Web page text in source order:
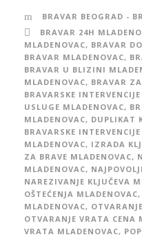
BRAVAR BEOGRAD -
BRAVAR 24H
MLADENOVAC, BRAVAR
BRAVAR MLADENOVAC,
BRAVAR U BLIZINI
MLADENOVAC, BRAVAR
BRAVARSKE
USLUGE MLADENOVAC,
MLADENOVAC, DUPLIKAT
BRAVARSKE
MLADENOVAC, IZRADA
ZA BRAVE MLADENOVAC,
MLADENOVAC,
NAREZIVANJE KLJUČEVA
OŠTEĆENJA MLADENOVAC,
MLADENOVAC,
OTVARANJE VRATA CENA
VRATA MLADENOVAC,